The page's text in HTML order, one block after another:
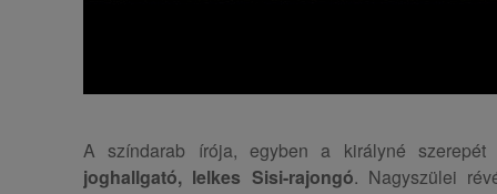
A színdarab írója, egyben a királyné
joghallgató, lelkes Sisi-rajongó. Nagyszülei